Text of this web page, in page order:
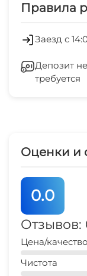
Правила
Заезд с
Депозит не
требуется
Оценки и
0.0
Отзывов:
Цена/качество
Чистота